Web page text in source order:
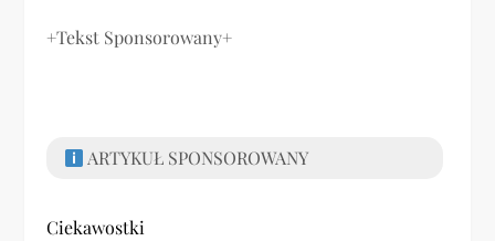
+Tekst Sponsorowany+
ARTYKUŁ SPONSOROWANY
Ciekawostki